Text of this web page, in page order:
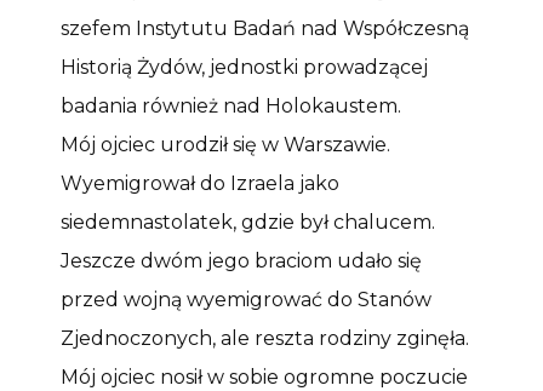
szefem Instytutu Badań nad Współczesną
Historią Żydów, jednostki prowadzącej
badania również nad Holokaustem.
Mój ojciec urodził się w Warszawie.
Wyemigrował do Izraela jako
siedemnastolatek, gdzie był chalucem.
Jeszcze dwóm jego braciom udało się
przed wojną wyemigrować do Stanów
Zjednoczonych, ale reszta rodziny zginęła.
Mój ojciec nosił w sobie ogromne poczucie